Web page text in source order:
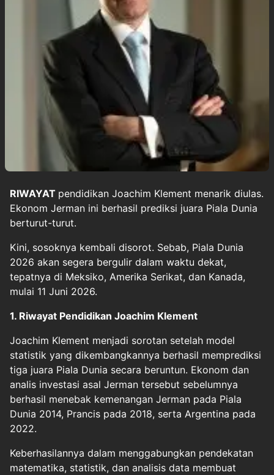
RIWAYAT pendidikan Joachim Klement menarik diulas.
Ekonom Jerman ini berhasil prediksi juara Piala Dunia
berturut-turut.
Kini, sosoknya kembali disorot. Sebab, Piala Dunia
2026 akan segera bergulir dalam waktu dekat,
tepatnya di Meksiko, Amerika Serikat, dan Kanada,
mulai 11 Juni 2026.
1. Riwayat Pendidikan Joachim Klement
Joachim Klement menjadi sorotan setelah model
statistik yang dikembangkannya berhasil memprediksi
tiga juara Piala Dunia secara beruntun. Ekonom dan
analis investasi asal Jerman tersebut sebelumnya
berhasil menebak kemenangan Jerman pada Piala
Dunia 2014, Prancis pada 2018, serta Argentina pada
2022.
Keberhasilannya dalam menggabungkan pendekatan
matematika, statistik, dan analisis data membuat